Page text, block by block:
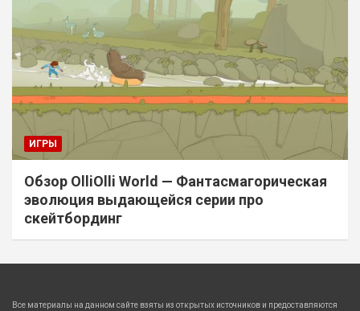
ИГРЫ
Обзор OlliOlli World — Фантасмагорическая
эволюция выдающейся серии про
скейтбординг
Все материалы на данном сайте взяты из открытых источников и предоставляются